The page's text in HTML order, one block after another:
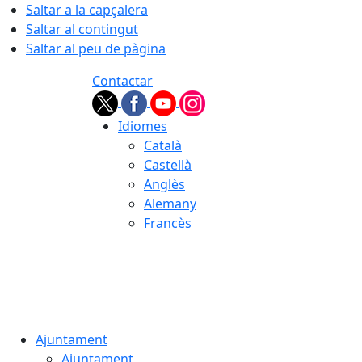
Saltar a la capçalera
Saltar al contingut
Saltar al peu de pàgina
Contactar
Idiomes
Català
Castellà
Anglès
Alemany
Francès
Ajuntament